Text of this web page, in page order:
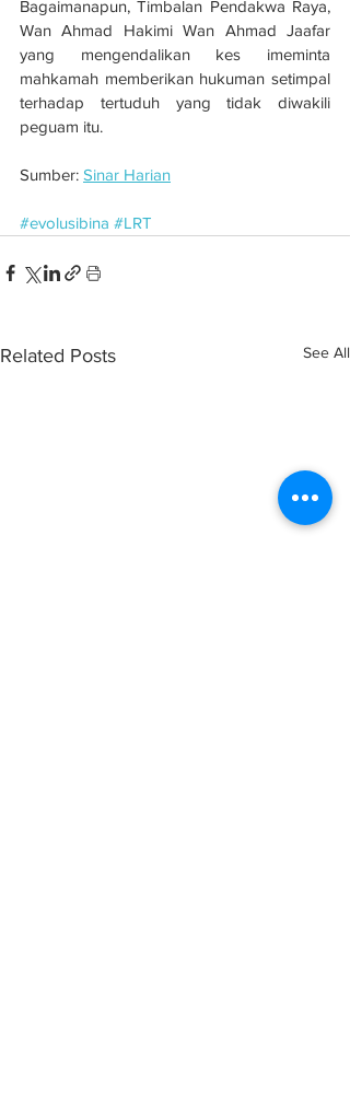
Bagaimanapun, Timbalan Pendakwa Raya,
Wan Ahmad Hakimi Wan Ahmad Jaafar
yang mengendalikan kes imeminta
mahkamah memberikan hukuman setimpal
terhadap tertuduh yang tidak diwakili
peguam itu.
Sumber: Sinar Harian
#evolusibina #LRT
Related Posts See All